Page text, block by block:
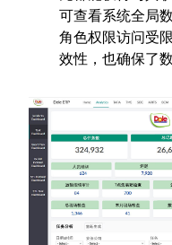
可查看系统全局
角色权限访问受
效性，也确保了